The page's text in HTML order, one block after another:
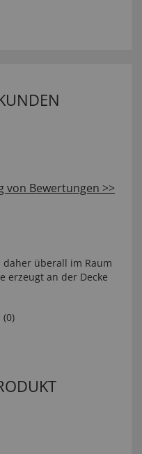
von Bewertungen >>
daher überall im Raum
erzeugt an der Decke
(0)